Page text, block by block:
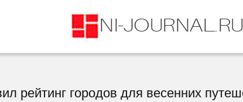
рейтинг городов для весенних